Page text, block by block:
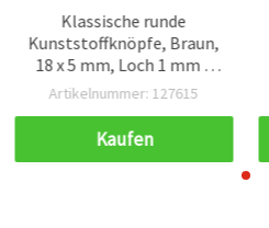
Klassische runde
Kunststoffknöpfe, Braun,
18 x 5 mm, Loch 1 mm –
10er-Set, perfekt für
Artikelnummer: 127615
Kaufen